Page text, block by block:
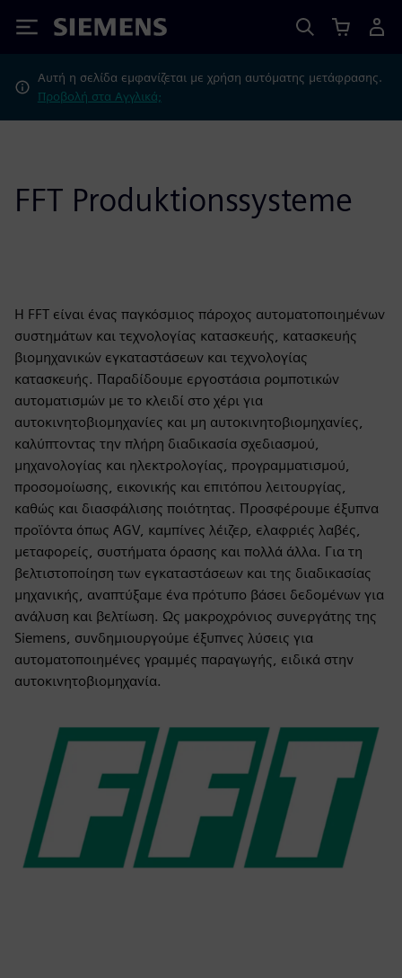
Siemens
Αυτή η σελίδα εμφανίζεται με χρήση αυτόματης μετάφρασης.
Προβολή στα Αγγλικά;
FFT Produktionssysteme
Η FFT είναι ένας παγκόσμιος πάροχος αυτοματοποιημένων
συστημάτων και τεχνολογίας κατασκευής, κατασκευής
βιομηχανικών εγκαταστάσεων και τεχνολογίας
κατασκευής. Παραδίδουμε εργοστάσια ρομποτικών
αυτοματισμών με το κλειδί στο χέρι για
αυτοκινητοβιομηχανίες και μη αυτοκινητοβιομηχανίες,
καλύπτοντας την πλήρη διαδικασία σχεδιασμού,
μηχανολογίας και ηλεκτρολογίας, προγραμματισμού,
προσομοίωσης, εικονικής και επιτόπου λειτουργίας,
καθώς και διασφάλισης ποιότητας. Προσφέρουμε έξυπνα
προϊόντα όπως AGV, καμπίνες λέιζερ, ελαφριές λαβές,
μεταφορείς, συστήματα όρασης και πολλά άλλα. Για τη
βελτιστοποίηση των εγκαταστάσεων και της διαδικασίας
μηχανικής, αναπτύξαμε ένα πρότυπο βάσει δεδομένων για
ανάλυση και βελτίωση. Ως μακροχρόνιος συνεργάτης της
Siemens, συνδημιουργούμε έξυπνες λύσεις για
αυτοματοποιημένες γραμμές παραγωγής, ειδικά στην
αυτοκινητοβιομηχανία.